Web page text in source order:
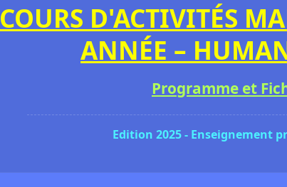
COURS D'ACTIVITÉS
ANNÉE –
Programme et
Edition 2025 - Enseignement